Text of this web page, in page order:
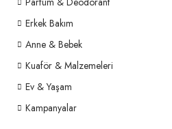
Erkek Bakım
Anne & Bebek
Kuaför & Malzemeleri
Ev & Yaşam
Kampanyalar